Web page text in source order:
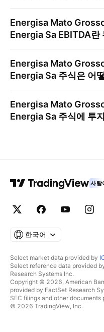
Energisa Mato
Energia Sa EBITDA란
Energisa Mato
Energia Sa 주식은 어
Energisa Mato
Energia Sa 주식에 투
사람
한국어
Select market data provided by
Select reference data provided
Research Systems Inc.
Copyright © 2026, American
provided by FactSet Research
SEC filings and other documents
© 2026 TradingView, Inc.